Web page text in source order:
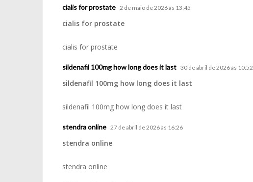
cialis for prostate 2 de maio de 2026 às 13:45
cialis for prostate
cialis for prostate
sildenafil 100mg how long does it last 30 de abril de 2026 às 10:52
sildenafil 100mg how long does it last
sildenafil 100mg how long does it last
stendra online 27 de abril de 2026 às 16:26
stendra online
stendra online